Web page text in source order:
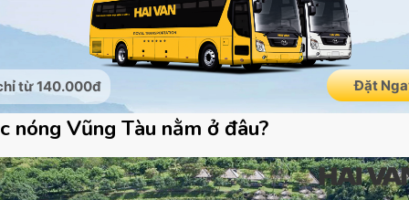
nóng Vũng Tàu nằm ở đâu?